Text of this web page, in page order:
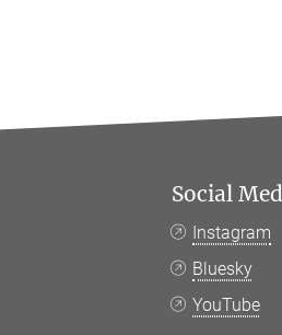
Social
Instagram
Bluesky
YouTube